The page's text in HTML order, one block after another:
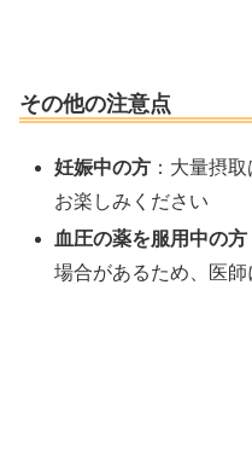
その他の注意点
妊娠中の方 ：大量摂
お楽しみください
血圧の薬を服用中の方
場合があるため、医